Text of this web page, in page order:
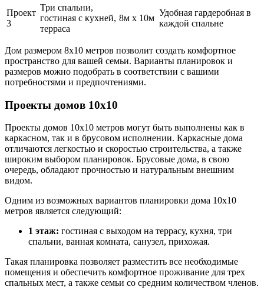
Проект
3
Три спальни,
гостиная с кухней,
терраса
8м x 10м
Удобная гардеробная в
каждой спальне
Дом размером 8х10 метров позволит создать комфортное
пространство для вашей семьи. Варианты планировок и
размеров можно подобрать в соответствии с вашими
потребностями и предпочтениями.
Проекты домов 10х10
Проекты домов 10х10 метров могут быть выполнены как в
каркасном, так и в брусовом исполнении. Каркасные дома
отличаются легкостью и скоростью строительства, а также
широким выбором планировок. Брусовые дома, в свою
очередь, обладают прочностью и натуральным внешним
видом.
Одним из возможных вариантов планировки дома 10х10
метров является следующий:
1 этаж: гостиная с выходом на террасу, кухня, три
спальни, ванная комната, санузел, прихожая.
Такая планировка позволяет разместить все необходимые
помещения и обеспечить комфортное проживание для трех
спальных мест, а также семьи со средним количеством членов.